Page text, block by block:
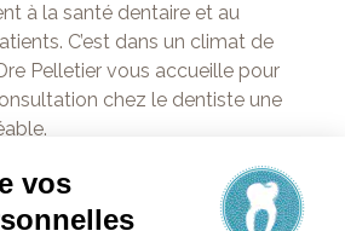
à la santé dentaire et au
C’est dans un climat de
Pelletier vous accueille pour
chez le dentiste une
est membre des
: